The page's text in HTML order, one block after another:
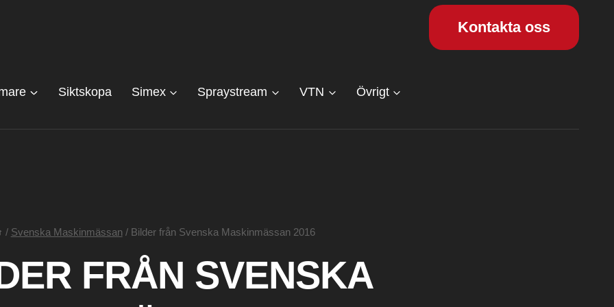
Kontakta oss
Siktskopa Simex Spraystream VTN Övrigt
/ Svenska Maskinmässan / Bilder från Svenska Maskinmässan 2016
FRÅN SVENSKA